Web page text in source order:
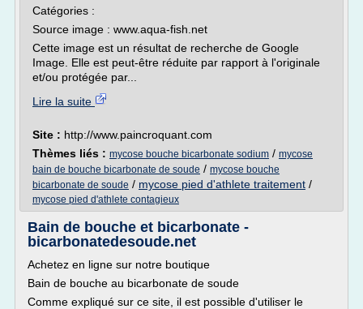
Catégories :
Source image : www.aqua-fish.net
Cette image est un résultat de recherche de Google
Image. Elle est peut-être réduite par rapport à l'originale
et/ou protégée par...
Lire la suite
Site : http://www.paincroquant.com
Thèmes liés : mycose bouche bicarbonate sodium / mycose
bain de bouche bicarbonate de soude / mycose bouche
bicarbonate de soude / mycose pied d'athlete traitement /
mycose pied d'athlete contagieux
Bain de bouche et bicarbonate -
bicarbonatedesoude.net
Achetez en ligne sur notre boutique
Bain de bouche au bicarbonate de soude
Comme expliqué sur ce site, il est possible d'utiliser le